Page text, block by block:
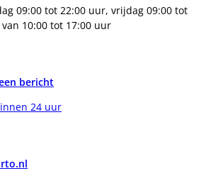
09:00 tot 22:00 uur, vrijdag 09:00 tot
10:00 tot 17:00 uur
bericht
24 uur